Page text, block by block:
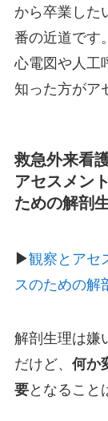
から卒業した
番の近道です。
心電図や人工
知った方がア
救急外来看
アセスメン
ための解剖
▶︎観察とアセ
スのための解
解剖生理は嫌
だけど、 何か
要となること